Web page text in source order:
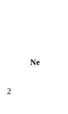
Ne
2